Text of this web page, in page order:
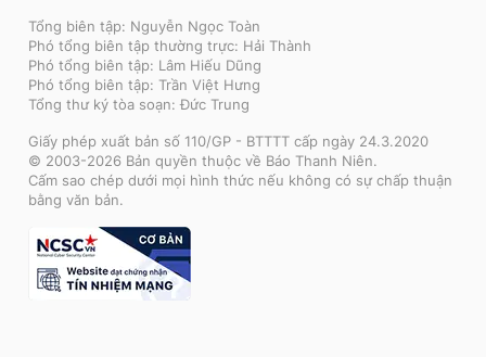
Tổng biên tập: Nguyễn Ngọc Toàn
Phó tổng biên tập thường trực: Hải Thành
Phó tổng biên tập: Lâm Hiếu Dũng
Phó tổng biên tập: Trần Việt Hưng
Tổng thư ký tòa soạn: Đức Trung
Giấy phép xuất bản số 110/GP - BTTTT cấp ngày 24.3.2020
© 2003-2026 Bản quyền thuộc về Báo Thanh Niên.
Cấm sao chép dưới mọi hình thức nếu không có sự chấp thuận
bằng văn bản.